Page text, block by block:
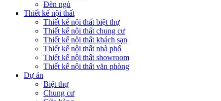
Đèn ngủ
Thiết kế nội thất
Thiết kế nội thất biệt thự
Thiết kế nội thất chung cư
Thiết kế nội thất khách sạn
Thiết kế nội thất nhà phố
Thiết kế nội thất showroom
Thiết kế nội thất văn phòng
Dự án
Biệt thự
Chung cư